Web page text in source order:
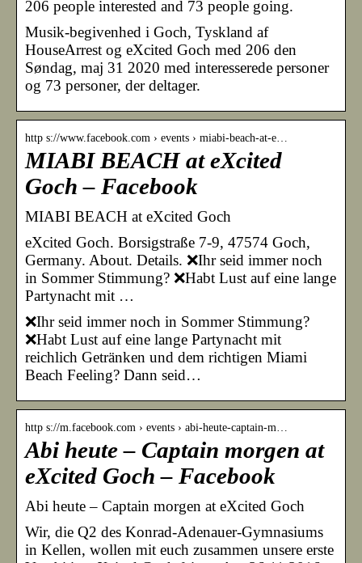
206 people interested and 73 people going.
Musik-begivenhed i Goch, Tyskland af
HouseArrest og eXcited Goch med 206 den
Søndag, maj 31 2020 med interesserede personer
og 73 personer, der deltager.
http s://www.facebook.com › events › miabi-beach-at-e…
MIABI BEACH at eXcited
Goch – Facebook
MIABI BEACH at eXcited Goch
eXcited Goch. Borsigstraße 7-9, 47574 Goch,
Germany. About. Details. ❌Ihr seid immer noch
in Sommer Stimmung? ❌Habt Lust auf eine lange
Partynacht mit …
❌Ihr seid immer noch in Sommer Stimmung?
❌Habt Lust auf eine lange Partynacht mit
reichlich Getränken und dem richtigen Miami
Beach Feeling? Dann seid…
http s://m.facebook.com › events › abi-heute-captain-m…
Abi heute – Captain morgen at
eXcited Goch – Facebook
Abi heute – Captain morgen at eXcited Goch
Wir, die Q2 des Konrad-Adenauer-Gymnasiums
in Kellen, wollen mit euch zusammen unsere erste